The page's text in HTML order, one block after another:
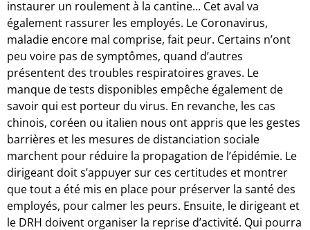
instaurer un roulement à la cantine… Cet aval va
également rassurer les employés. Le Coronavirus,
maladie encore mal comprise, fait peur. Certains n’ont
peu voire pas de symptômes, quand d’autres
présentent des troubles respiratoires graves. Le
manque de tests disponibles empêche également de
savoir qui est porteur du virus. En revanche, les cas
chinois, coréen ou italien nous ont appris que les gestes
barrières et les mesures de distanciation sociale
marchent pour réduire la propagation de l’épidémie. Le
dirigeant doit s’appuyer sur ces certitudes et montrer
que tout a été mis en place pour préserver la santé des
employés, pour calmer les peurs. Ensuite, le dirigeant et
le DRH doivent organiser la reprise d’activité. Qui pourra